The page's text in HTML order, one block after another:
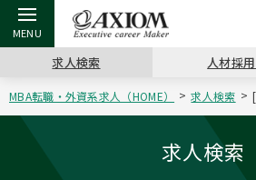
戻る
アクシアムの特長
戻る
キャリア支援 TOP
戻る
転職ツール TOP
戻る
転職コラム TOP
戻る
イベント・セミナー TOP
戻る
会社概要 TOP
求人検索 人材採
MBA転職・外資系求人（HOME） 求人検索
求人検索